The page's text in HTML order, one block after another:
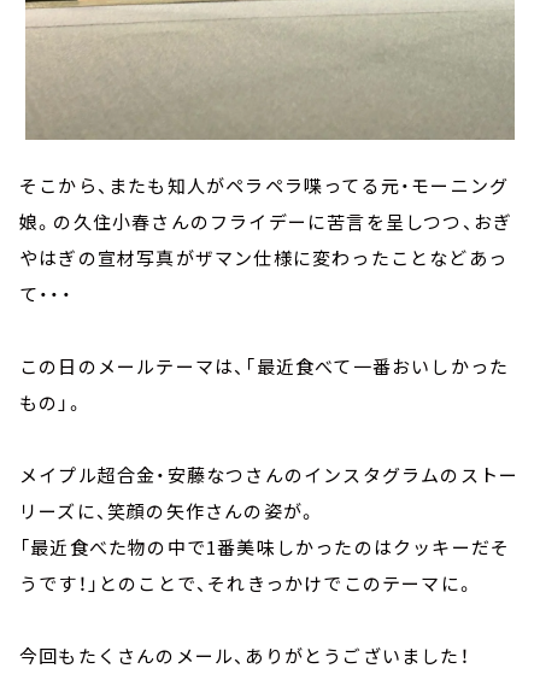
そこから、またも知人がペラペラ喋ってる元・モーニング
娘。の久住小春さんのフライデーに苦言を呈しつつ、おぎ
やはぎの宣材写真がザマン仕様に変わったことなどあっ
て・・・
この日のメールテーマは、「最近食べて一番おいしかった
もの」。
メイプル超合金・安藤なつさんのインスタグラムのストー
リーズに、笑顔の矢作さんの姿が。
「最近食べた物の中で1番美味しかったのはクッキーだそ
うです！」とのことで、それきっかけでこのテーマに。
今回もたくさんのメール、ありがとうございました！